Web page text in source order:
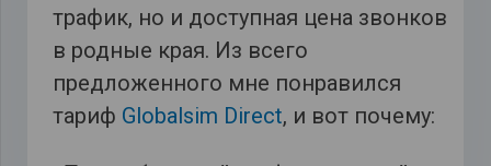
трафик, но и доступная цена звонков
в родные края. Из всего
предложенного мне понравился
тариф Globalsim Direct, и вот почему: